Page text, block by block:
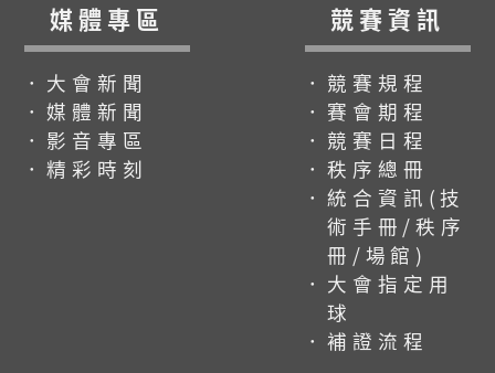
媒體專區
．大會新聞
．媒體新聞
．影音專區
．精彩時刻
競賽資訊
．競賽規程
．賽會期程
．競賽日程
．秩序總冊
．統合資訊(技
術手冊/秩序
冊/場館)
．大會指定用
球
．補證流程